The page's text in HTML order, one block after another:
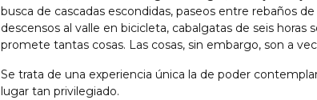
busca de cascadas escondidas, paseos entre rebaños
descensos al valle en bicicleta, cabalgatas de seis horas
promete tantas cosas. Las cosas, sin embargo, son a
Se trata de una experiencia única la de poder
lugar tan privilegiado.